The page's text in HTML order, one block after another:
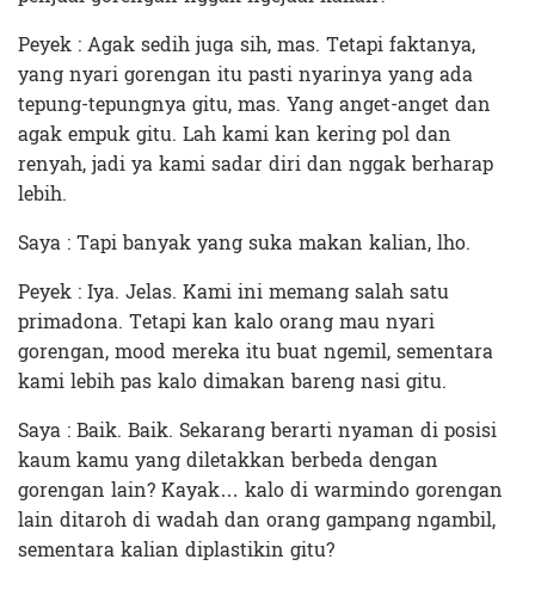
Peyek : Agak sedih juga sih, mas. Tetapi faktanya,
yang nyari gorengan itu pasti nyarinya yang ada
tepung-tepungnya gitu, mas. Yang anget-anget dan
agak empuk gitu. Lah kami kan kering pol dan
renyah, jadi ya kami sadar diri dan nggak berharap
lebih.
Saya : Tapi banyak yang suka makan kalian, lho.
Peyek : Iya. Jelas. Kami ini memang salah satu
primadona. Tetapi kan kalo orang mau nyari
gorengan, mood mereka itu buat ngemil, sementara
kami lebih pas kalo dimakan bareng nasi gitu.
Saya : Baik. Baik. Sekarang berarti nyaman di posisi
kaum kamu yang diletakkan berbeda dengan
gorengan lain? Kayak… kalo di warmindo gorengan
lain ditaroh di wadah dan orang gampang ngambil,
sementara kalian diplastikin gitu?